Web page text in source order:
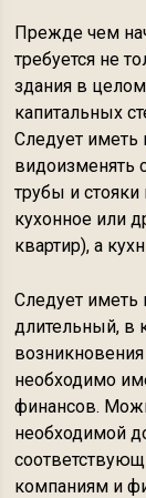
Прежде чем
требуется не
здания в
капитальных
Следует иметь
видоизменять
трубы и
кухонное или
квартир), а
Следует иметь
длительный, в
необходимо
финансов.
необходимой
компаниям и